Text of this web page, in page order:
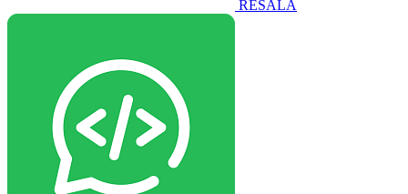
RESALA